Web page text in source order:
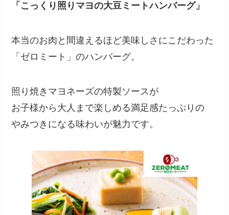
「こっくり照りマヨの大豆ミートハンバーグ」
本当のお肉と間違えるほど美味しさにこだわった
「ゼロミート」のハンバーグ。
照り焼きマヨネーズの特製ソースが
お子様から大人まで楽しめる満足感たっぷりの
やみつきになる味わいが魅力です。